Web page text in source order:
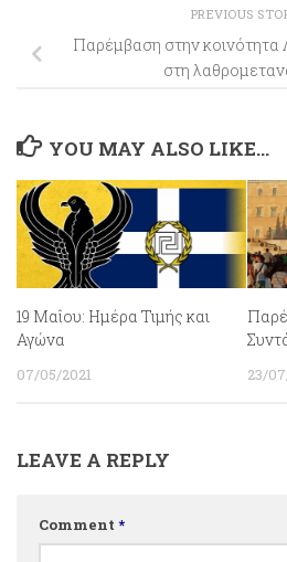
PREVIOUS
Παρέμβαση στην κοινότητα
στη
YOU MAY ALSO LIKE...
19 Μαΐου: Ημέρα Τιμής και
Αγώνα
07/05/2021 23/
LEAVE A REPLY
Comment *